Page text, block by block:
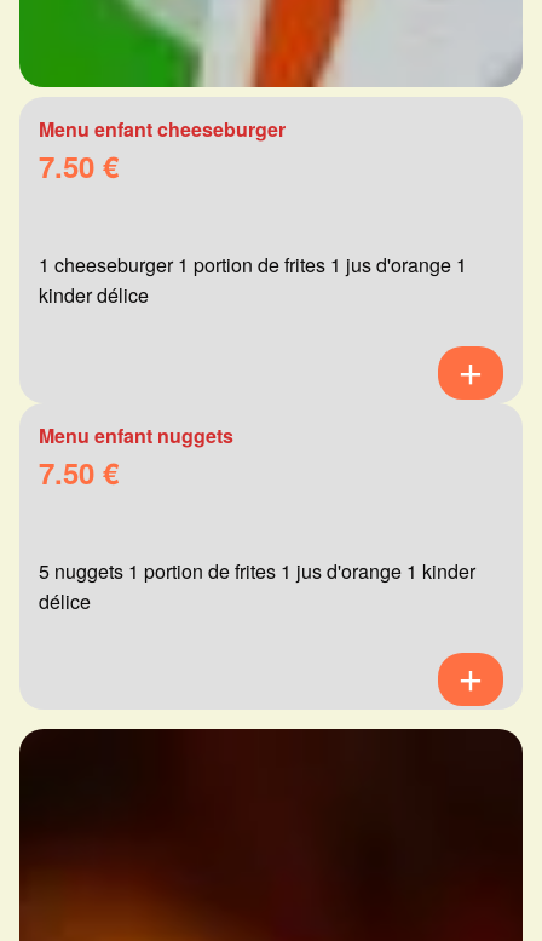
Menu enfant cheeseburger
7.50 €
1 cheeseburger 1 portion de frites 1 jus d'orange 1
kinder délice
Menu enfant nuggets
7.50 €
5 nuggets 1 portion de frites 1 jus d'orange 1 kinder
délice